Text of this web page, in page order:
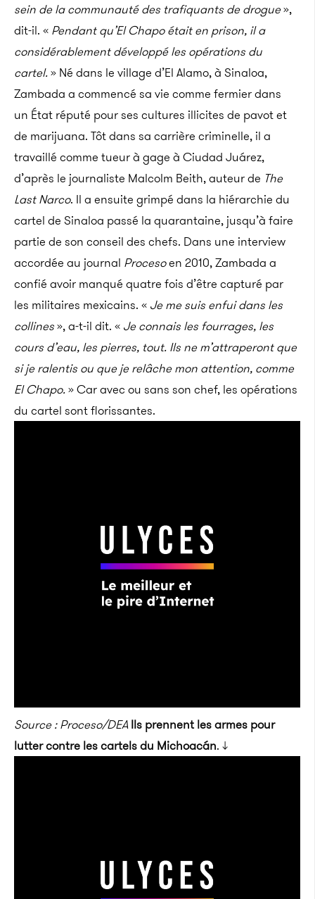
sein de la communauté des trafiquants de drogue»,
dit-il. « Pendant qu’El Chapo était en prison, il a
considérablement développé les opérations du
cartel.» Né dans le village d’El Alamo, à Sinaloa,
Zambada a commencé sa vie comme fermier dans
un État réputé pour ses cultures illicites de pavot et
de marijuana. Tôt dans sa carrière criminelle, il a
travaillé comme tueur à gage à Ciudad Juárez,
d’après le journaliste Malcolm Beith, auteur de The
Last Narco. Il a ensuite grimpé dans la hiérarchie du
cartel de Sinaloa passé la quarantaine, jusqu’à faire
partie de son conseil des chefs. Dans une interview
accordée au journal Procesoen 2010, Zambada a
confié avoir manqué quatre fois d’être capturé par
les militaires mexicains. « Je me suis enfui dans les
collines», a-t-il dit. « Je connais les fourrages, les
cours d’eau, les pierres, tout. Ils ne m’attraperont que
si je ralentis ou que je relâche mon attention, comme
El Chapo.» Car avec ou sans son chef, les opérations
du cartel sont florissantes.
Source : Proceso/DEA Ils prennent les armes pour
lutter contre les cartels du Michoacán. ↓